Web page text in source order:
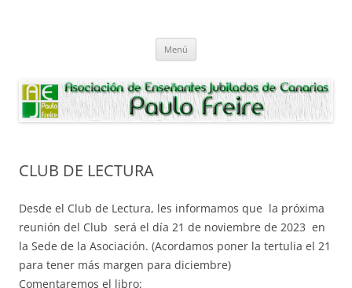
Paulo Freire
Menú
CLUB DE LECTURA
Desde el Club de Lectura, les informamos que la próxima
reunión del Club será el día 21 de noviembre de 2023 en
la Sede de la Asociación. (Acordamos poner la tertulia el 21
para tener más margen para diciembre)
Comentaremos el libro: